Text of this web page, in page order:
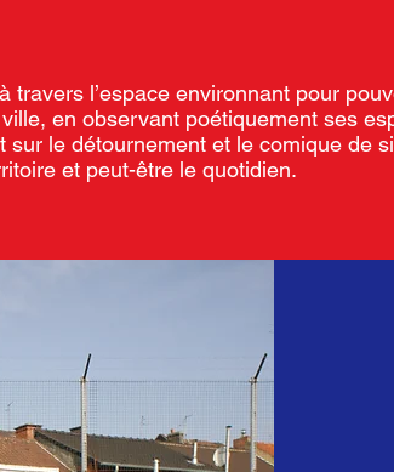
travers l’espace environnant pour
ville, en observant poétiquement ses
sur le détournement et le comique de
et peut-être le quotidien.